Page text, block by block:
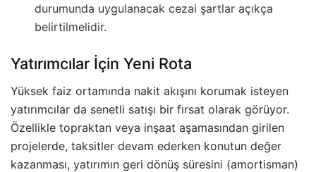
durumunda uygulanacak cezai şartlar açıkça
belirtilmelidir.
Yatırımcılar İçin Yeni Rota
Yüksek faiz ortamında nakit akışını korumak isteyen
yatırımcılar da senetli satışı bir fırsat olarak görüyor.
Özellikle topraktan veya inşaat aşamasından girilen
projelerde, taksitler devam ederken konutun değer
kazanması, yatırımın geri dönüş süresini (amortisman)